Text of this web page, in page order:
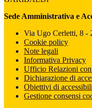
Sede Amministrativa e
Via Ugo Cerletti, 8 -
Cookie policy
Note legali
Informativa Privacy
Ufficio Relazioni
Dichiarazione di
Obiettivi di
Gestione consensi